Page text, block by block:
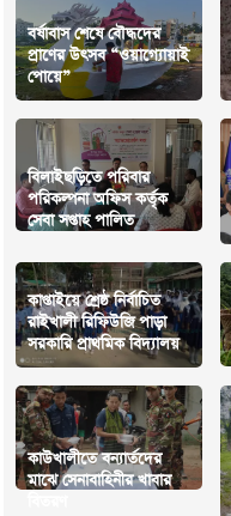
বর্ষাবাস শেষে বৌদ্ধদের
প্রাণের উৎসব “ওয়াগ্যোয়াই
পোয়ে”
বিলাইছড়িতে পরিবার
পরিকল্পনা অফিস কর্তৃক
সেবা সপ্তাহ পালিত
কাপ্তাইয়ে শ্রেষ্ঠ নির্বাচিত
রাইখালী রিফিউজি পাড়া
সরকারি প্রাথমিক বিদ্যালয়
কাউখালীতে বন্যার্তদের
মাঝে সেনাবাহিনীর খাবার